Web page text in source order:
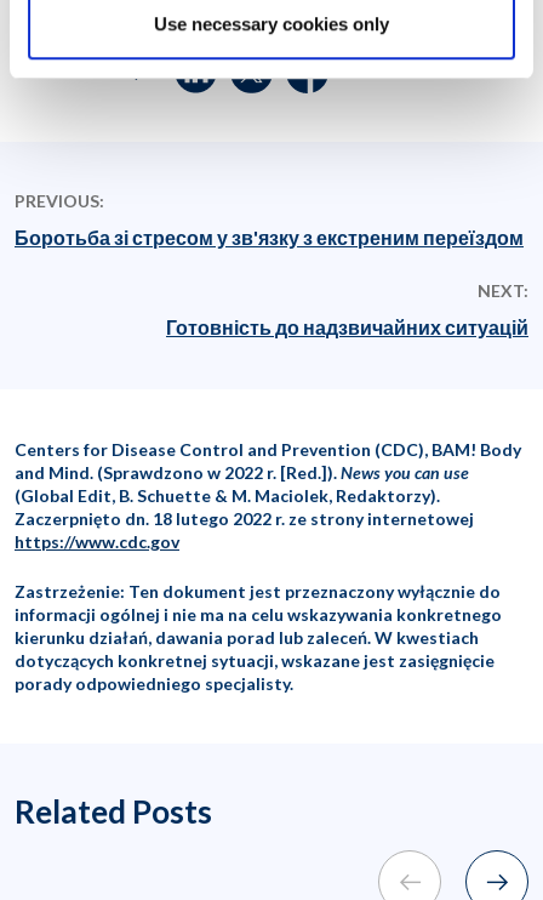
Use necessary cookies only
PREVIOUS:
Боротьба зі стресом у зв'язку з екстреним переїздом
NEXT:
Готовність до надзвичайних ситуацій
Centers for Disease Control and Prevention (CDC), BAM! Body
and Mind. (Sprawdzono w 2022 r. [Red.]).News you can use
(Global Edit, B. Schuette & M. Maciolek, Redaktorzy).
Zaczerpnięto dn. 18 lutego 2022 r. ze strony internetowej
https://www.cdc.gov
Zastrzeżenie: Ten dokument jest przeznaczony wyłącznie do
informacji ogólnej i nie ma na celu wskazywania konkretnego
kierunku działań, dawania porad lub zaleceń. W kwestiach
dotyczących konkretnej sytuacji, wskazane jest zasięgnięcie
porady odpowiedniego specjalisty.
Related Posts